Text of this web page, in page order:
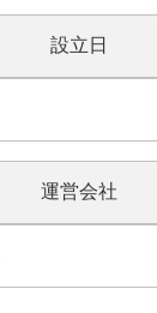
設立日
運営会社